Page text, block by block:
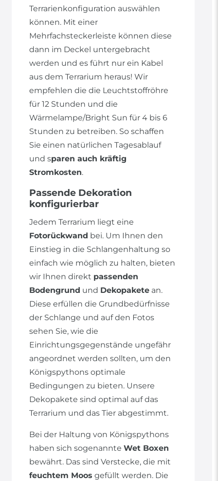
Terrarienkonfiguration auswählen
können. Mit einer
Mehrfachsteckerleiste können diese
dann im Deckel untergebracht
werden und es führt nur ein Kabel
aus dem Terrarium heraus! Wir
empfehlen die die Leuchtstoffröhre
für 12 Stunden und die
Wärmelampe/Bright Sun für 4 bis 6
Stunden zu betreiben. So schaffen
Sie einen natürlichen Tagesablauf
und sparen auch kräftig
Stromkosten.
Passende Dekoration
konfigurierbar
Jedem Terrarium liegt eine
Fotorückwand bei. Um Ihnen den
Einstieg in die Schlangenhaltung so
einfach wie möglich zu halten, bieten
wir Ihnen direkt passenden
Bodengrund und Dekopakete an.
Diese erfüllen die Grundbedürfnisse
der Schlange und auf den Fotos
sehen Sie, wie die
Einrichtungsgegenstände ungefähr
angeordnet werden sollten, um den
Königspythons optimale
Bedingungen zu bieten. Unsere
Dekopakete sind optimal auf das
Terrarium und das Tier abgestimmt.
Bei der Haltung von Königspythons
haben sich sogenannte Wet Boxen
bewährt. Das sind Verstecke, die mit
feuchtem Moos gefüllt werden. Die